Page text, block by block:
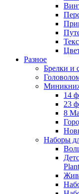
Разное
Брелки и
14
23
8
Наборы
Plant